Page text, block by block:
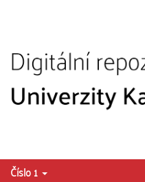
Číslo 1